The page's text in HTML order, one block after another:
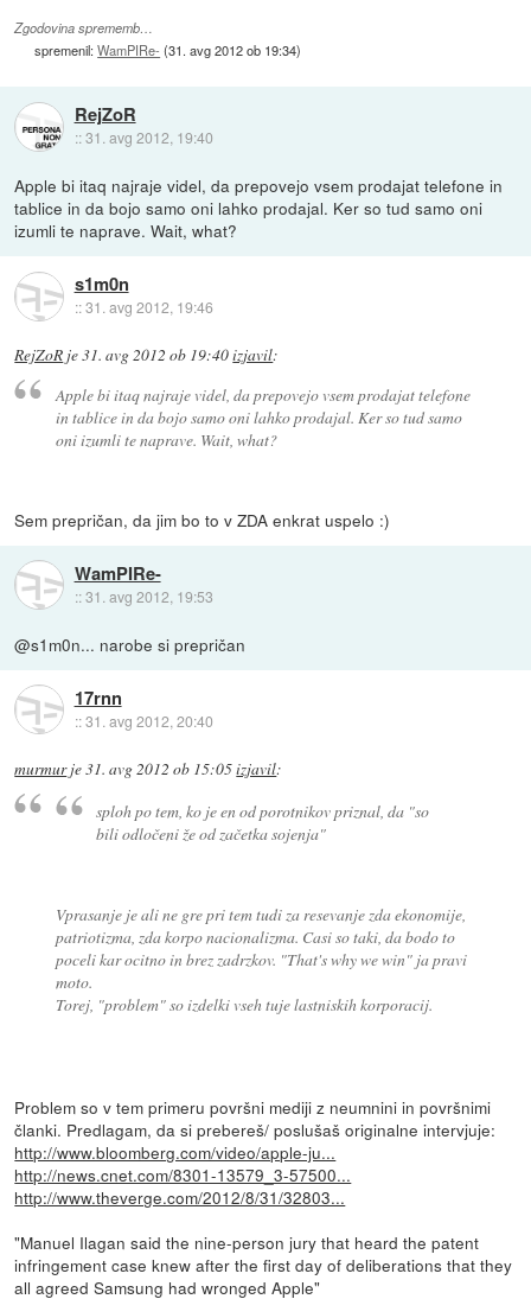
Zgodovina sprememb…
spremenil:WamPIRe- (31. avg 2012 ob 19:34)
RejZoR
::31. avg 2012, 19:40
Apple bi itaq najraje videl, da prepovejo vsem prodajat telefone in
tablice in da bojo samo oni lahko prodajal. Ker so tud samo oni
izumli te naprave. Wait, what?
s1m0n
::31. avg 2012, 19:46
RejZoR je31. avg 2012 ob 19:40izjavil:
Apple bi itaq najraje videl, da prepovejo vsem prodajat telefone
in tablice in da bojo samo oni lahko prodajal. Ker so tud samo
oni izumli te naprave. Wait, what?
Sem prepričan, da jim bo to v ZDA enkrat uspelo :)
WamPIRe-
::31. avg 2012, 19:53
@s1m0n... narobe si prepričan
17rnn
::31. avg 2012, 20:40
murmurje31. avg 2012 ob 15:05izjavil:
sploh po tem, ko je en od porotnikov priznal, da "so
bili odločeni že od začetka sojenja"
Vprasanje je ali ne gre pri tem tudi za resevanje zda ekonomije,
patriotizma, zda korpo nacionalizma. Casi so taki, da bodo to
poceli kar ocitno in brez zadrzkov. "That's why we win" ja pravi
moto.
Torej, "problem" so izdelki vseh tuje lastniskih korporacij.
Problem so v tem primeru površni mediji z neumnini in površnimi
članki. Predlagam, da si prebereš/ poslušaš originalne intervjuje:
http://www.bloomberg.com/video/apple-ju...
http://news.cnet.com/8301-13579_3-57500...
http://www.theverge.com/2012/8/31/32803...
"Manuel Ilagan said the nine-person jury that heard the patent
infringement case knew after the first day of deliberations that they
all agreed Samsung had wronged Apple"